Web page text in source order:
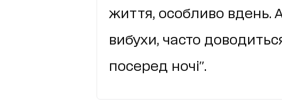
життя, особливо вдень.
вибухи, часто
посеред ночі".